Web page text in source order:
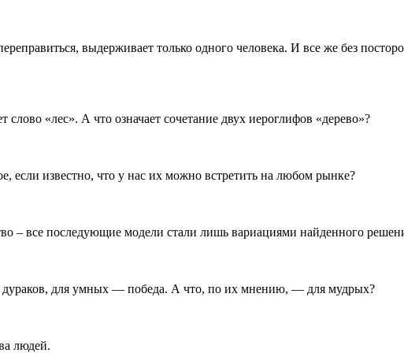
выдерживает только одного человека. И все же без
«лес». А что означает сочетание двух иероглифов «дерево»?
если известно, что у нас их можно встретить на любом рынке?
– все последующие модели стали лишь вариациями найденного
дураков, для умных — победа. А что, по их мнению, — для мудрых?
людей.